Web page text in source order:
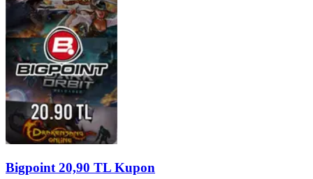
Bigpoint 20,90 TL Kupon